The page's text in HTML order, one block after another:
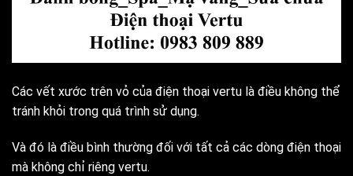
Các vết xước trên vỏ của điện thoại vertu là điều không thể
tránh khỏi trong quá trình sử dụng.
Và đó là điều bình thường đối với tất cả các dòng điện thoại
mà không chỉ riêng vertu.